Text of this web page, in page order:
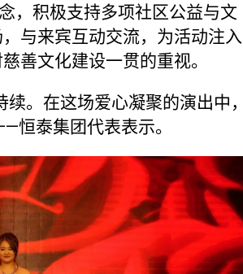
，积极支持多项社区公益与文
与来宾互动交流，为活动注入
善文化建设一贯的重视。
。在这场爱心凝聚的演出中，
恒泰集团代表表示。